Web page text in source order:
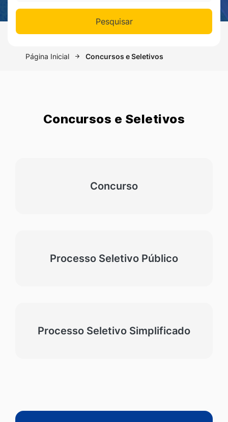
Pesquisar
Página Inicial Concursos e Seletivos
Concursos e Seletivos
Concurso
Processo Seletivo Público
Processo Seletivo Simplificado